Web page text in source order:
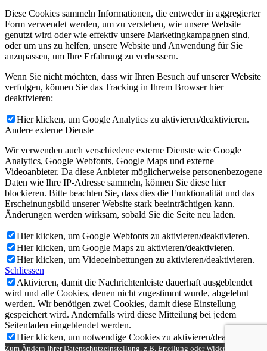
Diese Cookies sammeln Informationen, die entweder in aggregierter
Form verwendet werden, um zu verstehen, wie unsere Website
genutzt wird oder wie effektiv unsere Marketingkampagnen sind,
oder um uns zu helfen, unsere Website und Anwendung für Sie
anzupassen, um Ihre Erfahrung zu verbessern.
Wenn Sie nicht möchten, dass wir Ihren Besuch auf unserer Website
verfolgen, können Sie das Tracking in Ihrem Browser hier
deaktivieren:
Hier klicken, um Google Analytics zu aktivieren/deaktivieren.
Andere externe Dienste
Wir verwenden auch verschiedene externe Dienste wie Google
Analytics, Google Webfonts, Google Maps und externe
Videoanbieter. Da diese Anbieter möglicherweise personenbezogene
Daten wie Ihre IP-Adresse sammeln, können Sie diese hier
blockieren. Bitte beachten Sie, dass dies die Funktionalität und das
Erscheinungsbild unserer Website stark beeinträchtigen kann.
Änderungen werden wirksam, sobald Sie die Seite neu laden.
Hier klicken, um Google Webfonts zu aktivieren/deaktivieren.
Hier klicken, um Google Maps zu aktivieren/deaktivieren.
Hier klicken, um Videoeinbettungen zu aktivieren/deaktivieren.
Schliessen
Aktivieren, damit die Nachrichtenleiste dauerhaft ausgeblendet
wird und alle Cookies, denen nicht zugestimmt wurde, abgelehnt
werden. Wir benötigen zwei Cookies, damit diese Einstellung
gespeichert wird. Andernfalls wird diese Mitteilung bei jedem
Seitenladen eingeblendet werden.
Hier klicken, um notwendige Cookies zu aktivieren/deaktivieren.
Zum Ändern Ihrer Datenschutzeinstellung, z.B. Erteilung oder Widerruf von